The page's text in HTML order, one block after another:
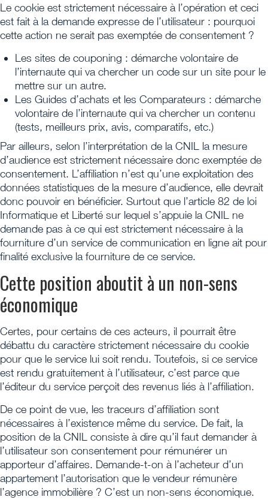
Le cookie est strictement nécessaire à l’opération et ceci
est fait à la demande expresse de l’utilisateur : pourquoi
cette action ne serait pas exemptée de consentement ?
Les sites de couponing : démarche volontaire de
l’internaute qui va chercher un code sur un site pour le
mettre sur un autre.
Les Guides d’achats et les Comparateurs : démarche
volontaire de l’internaute qui va chercher un contenu
(tests, meilleurs prix, avis, comparatifs, etc.)
Par ailleurs, selon l’interprétation de la CNIL la mesure
d’audience est strictement nécessaire donc exemptée de
consentement. L’affiliation n’est qu’une exploitation des
données statistiques de la mesure d’audience, elle devrait
donc pouvoir en bénéficier. Surtout que l’article 82 de loi
Informatique et Liberté sur lequel s’appuie la CNIL ne
demande pas à ce qui est strictement nécessaire à la
fourniture d’un service de communication en ligne ait pour
finalité exclusive la fourniture de ce service.
Cette position aboutit à un non-sens
économique
Certes, pour certains de ces acteurs, il pourrait être
débattu du caractère strictement nécessaire du cookie
pour que le service lui soit rendu. Toutefois, si ce service
est rendu gratuitement à l’utilisateur, c’est parce que
l’éditeur du service perçoit des revenus liés à l’affiliation.
De ce point de vue, les traceurs d’affiliation sont
nécessaires à l’existence même du service. De fait, la
position de la CNIL consiste à dire qu’il faut demander à
l’utilisateur son consentement pour rémunérer un
apporteur d’affaires. Demande-t-on à l’acheteur d’un
appartement l’autorisation que le vendeur rémunère
l’agence immobilière ? C’est un non-sens économique.